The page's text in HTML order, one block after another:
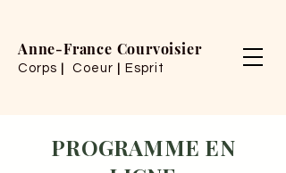
Anne-France Courvoisier
Corps Coeur Esprit
PROGRAMME EN